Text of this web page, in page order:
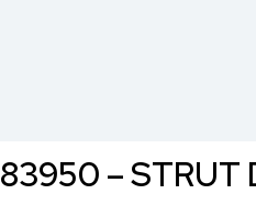
83950 –